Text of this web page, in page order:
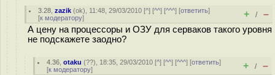
3.28 ,zazik (ok), 11:48, 29/03/2010 [^] [^^] [^^^] [ответить]
[к модератору] + / –
А цену на процессоры и ОЗУ для серваков такого уровня
не подскажете заодно?
4.36 ,otaku (??), 18:35, 29/03/2010 [^] [^^] [^^^] [ответить]
[к модератору] + / –